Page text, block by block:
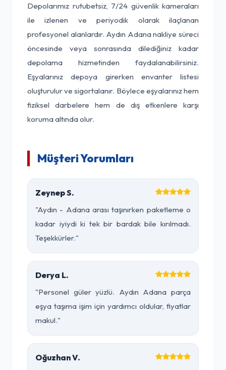
Depolarımız rutubetsiz, 7/24 güvenlik kameraları
ile izlenen ve periyodik olarak ilaçlanan
profesyonel alanlardır. Aydın Adana nakliye süreci
öncesinde veya sonrasında dilediğiniz kadar
depolama hizmetinden faydalanabilirsiniz.
Eşyalarınız depoya girerken envanter listesi
oluşturulur ve sigortalanır. Böylece eşyalarınız hem
fiziksel darbelere hem de dış etkenlere karşı
koruma altında olur.
Müşteri Yorumları
Zeynep S.
"Aydın - Adana arası taşınırken paketleme o
kadar iyiydi ki tek bir bardak bile kırılmadı.
Teşekkürler."
Derya L.
"Personel güler yüzlü. Aydın Adana parça
eşya taşıma işim için yardımcı oldular, fiyatlar
makul."
Oğuzhan V.